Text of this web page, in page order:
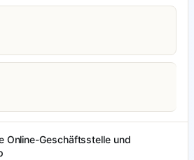
Online-Geschäftsstelle und